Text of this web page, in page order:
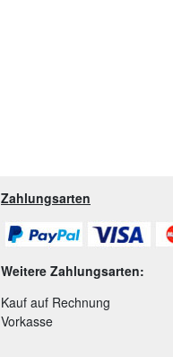
Zahlungsarten
Weitere Zahlungsarten:
Kauf auf Rechnung
Vorkasse